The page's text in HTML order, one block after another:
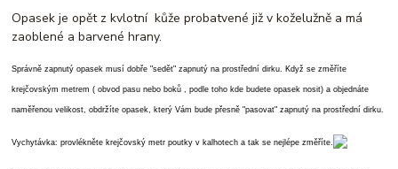
Opasek je opět z kvlotní kůže probatvené již v koželužně a má
zaoblené a barvené hrany.
Správně zapnutý opasek musí dobře "sedět" zapnutý na prostřední dirku. Když se změříte
krejčovským metrem ( obvod pasu nebo boků , podle toho kde budete opasek nosit) a objednáte
naměřenou velikost, obdržíte opasek, který Vám bude přesně "pasovat" zapnutý na prostřední dirku.
Vychytávka: provlékněte krejčovský metr poutky v kalhotech a tak se nejlépe změříte.